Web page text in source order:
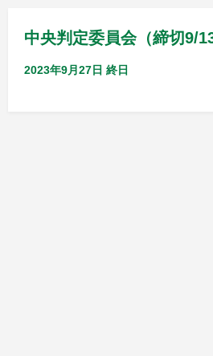
中央判定委員会（締切9/13
2023年9月27日 終日